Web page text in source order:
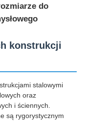
do
konstrukcji
stalowymi
oraz
i ściennych.
są rygorystycznym